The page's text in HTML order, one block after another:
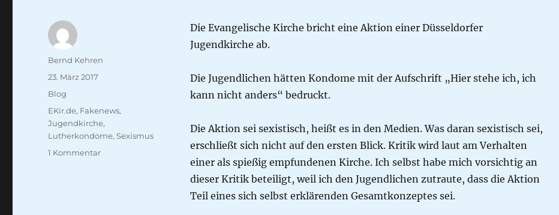
Die Evangelische Kirche bricht eine Aktion einer Düsseldorfer
Jugendkirche ab.
Die Jugendlichen hätten Kondome mit der Aufschrift „Hier stehe ich, ich
kann nicht anders“ bedruckt.
Die Aktion sei sexistisch, heißt es in den Medien. Was daran sexistisch sei,
erschließt sich nicht auf den ersten Blick. Kritik wird laut am Verhalten
einer als spießig empfundenen Kirche. Ich selbst habe mich vorsichtig an
dieser Kritik beteiligt, weil ich den Jugendlichen zutraute, dass die Aktion
Teil eines sich selbst erklärenden Gesamtkonzeptes sei.
Autor
Bernd Kehren
Veröffentlicht
am
23. März 2017
Kategorien
Blog
Schlagwörter
EKir.de, Fakenews,
Jugendkirche,
Lutherkondome,Sexismus
1 Kommentarzu